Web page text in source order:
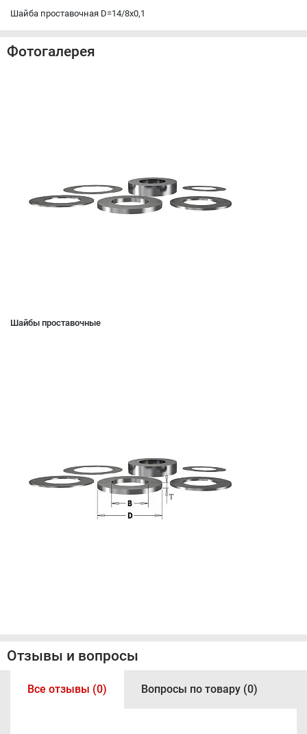
Шайба проставочная D=14/8x0,1
Фотогалерея
Шайбы проставочные
Отзывы и вопросы
Все отзывы (0) Вопросы по товару (0)